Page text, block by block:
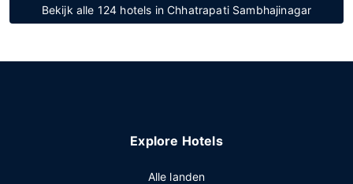
Bekijk alle 124 hotels in Chhatrapati Sambhajinagar
Explore Hotels
Alle landen